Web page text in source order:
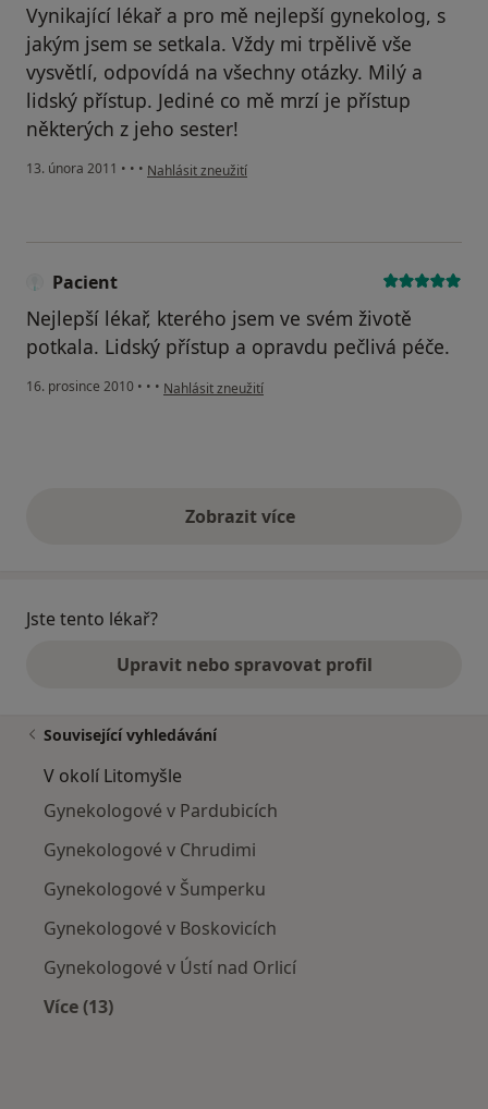
Vynikající lékař a pro mě nejlepší gynekolog, s
jakým jsem se setkala. Vždy mi trpělivě vše
vysvětlí, odpovídá na všechny otázky. Milý a
lidský přístup. Jediné co mě mrzí je přístup
některých z jeho sester!
13. února 2011 • • • podle názoru uživatele Váš účet byl odstraněn
Nahlásit zneužití
Pacient
Nejlepší lékař, kterého jsem ve svém životě
potkala. Lidský přístup a opravdu pečlivá péče.
16. prosince 2010 • • • podle názoru uživatele Pacient
Nahlásit zneužití
Zobrazit vícevýše uvedené názory
Jste tento lékař?
Upravit nebo spravovat profil
Související vyhledávání
V okolí Litomyšle
Gynekologové v Pardubicích
Gynekologové v Chrudimi
Gynekologové v Šumperku
Gynekologové v Boskovicích
Gynekologové v Ústí nad Orlicí
Více (13)